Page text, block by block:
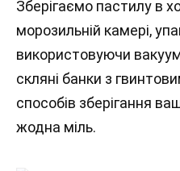
Зберігаємо пастилу в
морозильній камері,
використовуючи
скляні банки з
способів зберігання
жодна міль.